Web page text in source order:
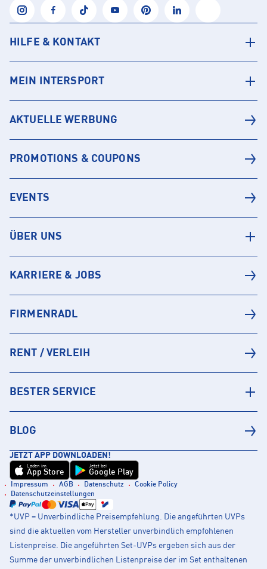
HILFE & KONTAKT
MEIN INTERSPORT
AKTUELLE WERBUNG
PROMOTIONS & COUPONS
EVENTS
ÜBER UNS
KARRIERE & JOBS
FIRMENRADL
RENT / VERLEIH
BESTER SERVICE
BLOG
JETZT APP DOWNLOADEN!
Laden im
App Store
Jetzt bei
Google Play
Impressum AGB Datenschutz
Cookie Policy
Datenschutzeinstellungen
*UVP = Unverbindliche Preisempfehlung. Die angeführten UVPs
sind die aktuellen vom Hersteller unverbindlich empfohlenen
Listenpreise. Die angeführten Set-UVPs ergeben sich aus der
Summe der unverbindlichen Listenpreise der im Set enthaltenen